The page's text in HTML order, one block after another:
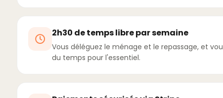
2h30 de temps libre par semaine
Vous déléguez le ménage et le repassage, et
du temps pour l'essentiel.